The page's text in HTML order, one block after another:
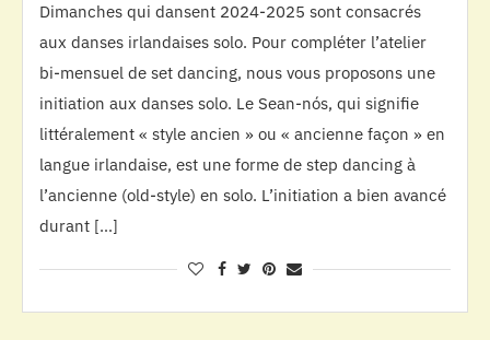
Dimanches qui dansent 2024-2025 sont consacrés
aux danses irlandaises solo. Pour compléter l’atelier
bi-mensuel de set dancing, nous vous proposons une
initiation aux danses solo. Le Sean-nós, qui signifie
littéralement « style ancien » ou « ancienne façon » en
langue irlandaise, est une forme de step dancing à
l’ancienne (old-style) en solo. L’initiation a bien avancé
durant […]